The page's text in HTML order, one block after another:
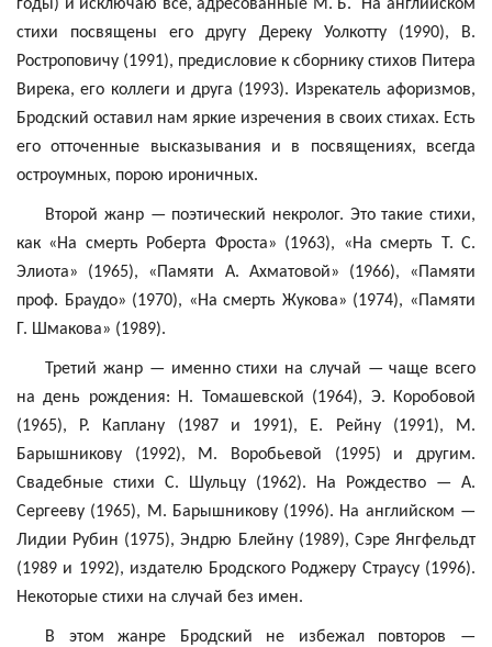
годы) и исключаю все, адресованные М. Б.
На английском
стихи посвящены его другу Дереку Уолкотту(1990), В.
Ростроповичу (1991), предисловие к сборнику стихов Питера
Вирека, его коллеги и друга (1993). Изрекатель афоризмов,
Бродский оставил нам яркие изречения в своих стихах. Есть
его отточенные высказывания и в посвящениях, всегда
остроумных, порою ироничных.
Второй жанр — поэтический некролог. Это такие стихи,
как «На смерть Роберта Фроста» (1963), «На смерть Т. С.
Элиота» (1965), «Памяти А. Ахматовой» (1966), «Памяти
проф. Браудо» (1970), «На смерть Жукова» (1974), «Памяти
Г. Шмакова» (1989).
Третий жанр — именно стихи на случай — чаще всего
на день рождения: Н. Томашевской (1964), Э. Коробовой
(1965), Р. Каплану (1987 и 1991), Е. Рейну (1991), М.
Барышникову (1992), М. Воробьевой (1995) и другим.
Свадебные стихи С. Шульцу (1962). На Рождество — А.
Сергееву (1965), М. Барышникову (1996). На английском —
Лидии Рубин (1975), Эндрю Блейну(1989), СэреЯнгфельдт
(1989 и 1992), издателю Бродского Роджеру Страусу (1996).
Некоторые стихи на случай без имен.
В этом жанре Бродский не избежал повторов —